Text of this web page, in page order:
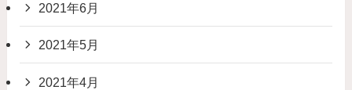
2021年6月
2021年5月
2021年4月